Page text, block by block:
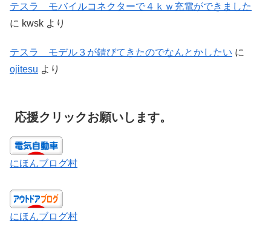
テスラ モバイルコネクターで４ｋｗ充電ができました
に kwsk より
テスラ モデル３が錆びてきたのでなんとかしたい に
ojitesu より
応援クリックお願いします。
にほんブログ村
にほんブログ村